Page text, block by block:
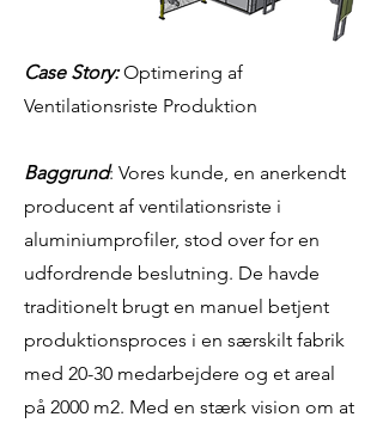
Case Story:Optimering af
Ventilationsriste Produktion
Baggrund: Vores kunde, en anerkendt
producent af ventilationsriste i
aluminiumprofiler, stod over for en
udfordrende beslutning. De havde
traditionelt brugt en manuel betjent
produktionsproces i en særskilt fabrik
med 20-30 medarbejdere og et areal
på 2000 m2. Med en stærk vision om at